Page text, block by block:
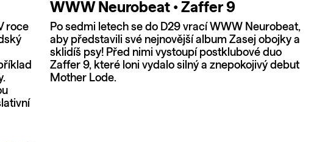
roce
WWW Neurobeat • Zaffer 9
Po sedmi letech se do D29 vrací WWW Neurobeat,
aby představili své nejnovější album Zasej obojky a
sklidíš psy! Před nimi vystoupí postklubové duo
Zaffer 9, které loni vydalo silný a znepokojivý debut
Mother Lode.